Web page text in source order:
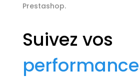
Prestashop.
Suivez vos